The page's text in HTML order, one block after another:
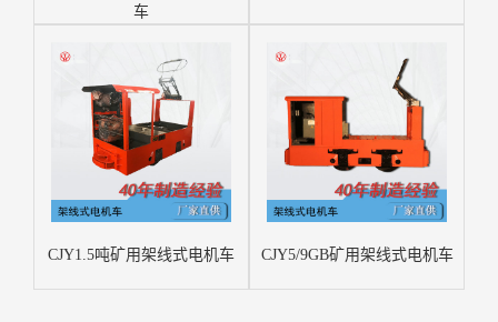
车
CJY1.5吨矿用架线式电机车 CJY5/9GB矿用架线式电机车